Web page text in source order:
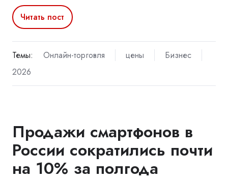
Читать пост
Темы: Онлайн-торговля цены
Бизнес
2026
Продажи смартфонов в
России сократились почти
на 10% за полгода